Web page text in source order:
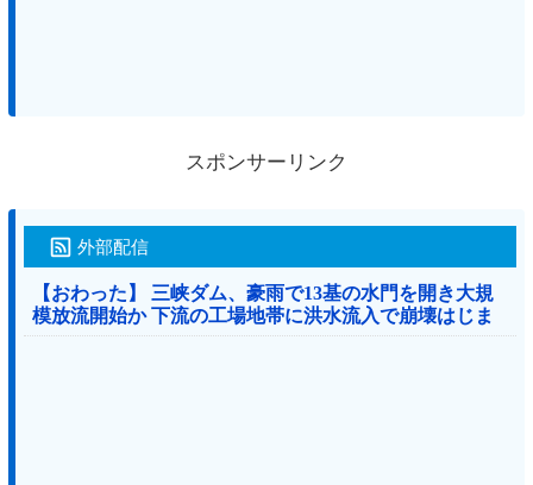
スポンサーリンク
外部配信
【おわった】 三峡ダム、豪雨で13基の水門を開き大規
模放流開始か 下流の工場地帯に洪水流入で崩壊はじま
る